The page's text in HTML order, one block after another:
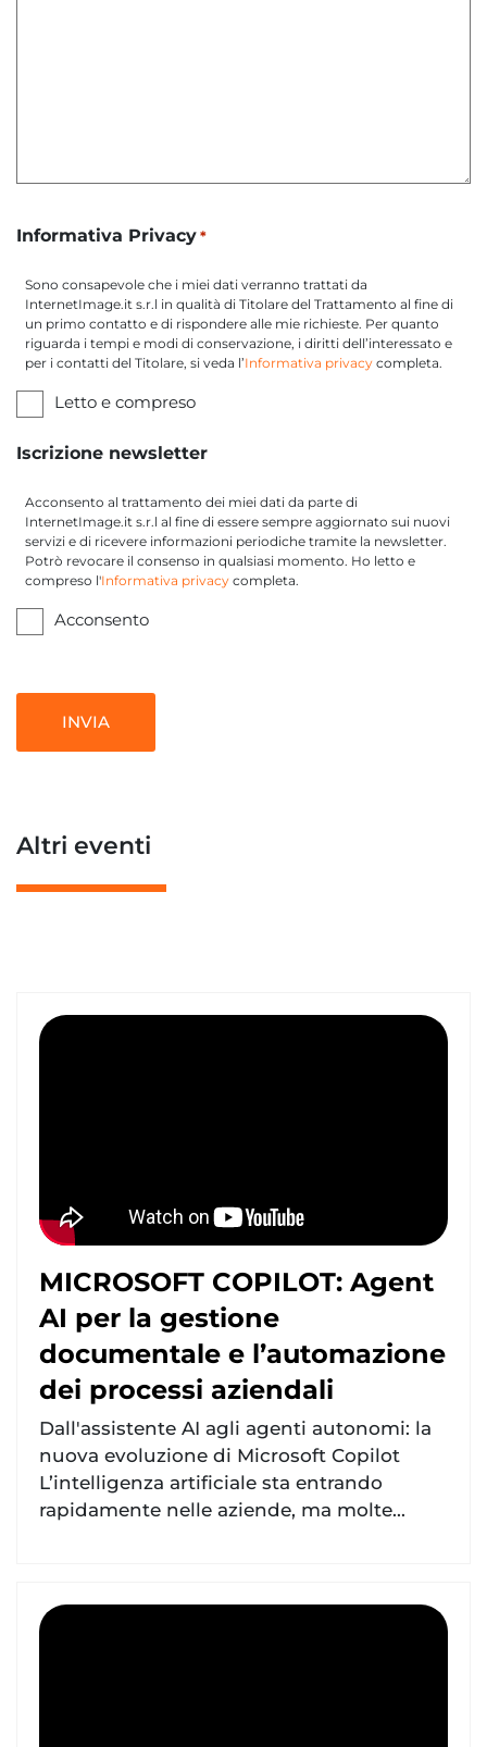
Informativa Privacy *
Sono consapevole che i miei dati verranno trattati da
InternetImage.it s.r.l in qualità di Titolare del Trattamento al fine di
un primo contatto e di rispondere alle mie richieste. Per quanto
riguarda i tempi e modi di conservazione, i diritti dell’interessato e
per i contatti del Titolare, si veda l’Informativa privacy completa.
Letto e compreso
Iscrizione newsletter
Acconsento al trattamento dei miei dati da parte di
InternetImage.it s.r.l al fine di essere sempre aggiornato sui nuovi
servizi e di ricevere informazioni periodiche tramite la newsletter.
Potrò revocare il consenso in qualsiasi momento. Ho letto e
compreso l'Informativa privacy completa.
Acconsento
Altri eventi
MICROSOFT COPILOT: Agent
AI per la gestione
documentale e l’automazione
dei processi aziendali
Dall'assistente AI agli agenti autonomi: la
nuova evoluzione di Microsoft Copilot
L’intelligenza artificiale sta entrando
rapidamente nelle aziende, ma molte...